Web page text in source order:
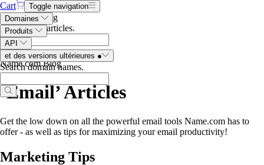
Cart
Toggle navigation
Domaines
Produits
API
et des versions ultérieures ●
Search domain names.
Search the blog
Search blog articles.
Name.com Blog
‘Email’Articles
Get the low down on all the powerful email tools Name.com has to
offer - as well as tips for maximizing your email productivity!
Marketing Tips